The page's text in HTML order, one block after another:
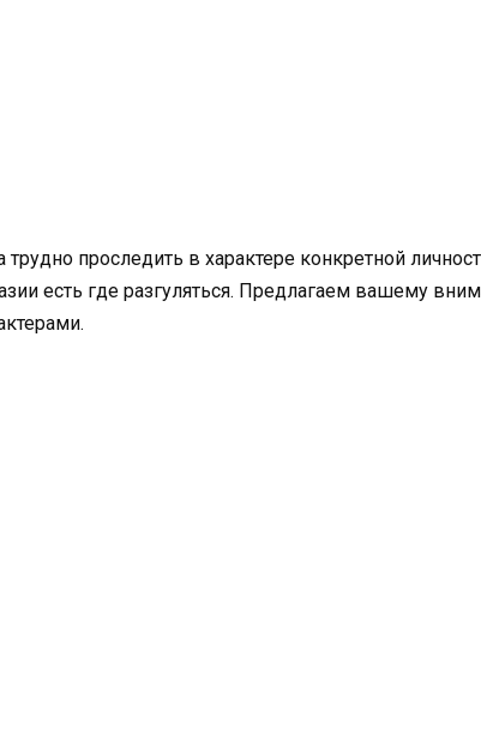
проследить в характере конкретной
есть где разгуляться. Предлагаем вашему